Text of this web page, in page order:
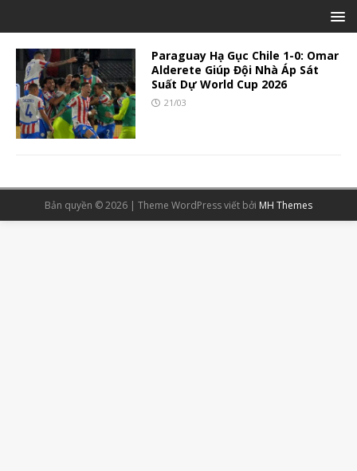
Paraguay Hạ Gục Chile 1-0: Omar
Alderete Giúp Đội Nhà Áp Sát
Suất Dự World Cup 2026
21/03
Bản quyền © 2026 | Theme WordPress viết bởi MH Themes